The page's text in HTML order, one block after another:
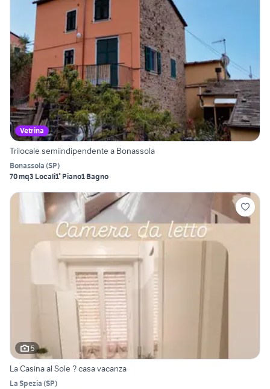
Vetrina
Trilocale semiindipendente a Bonassola
Bonassola (SP)
70 mq3 Locali1° Piano1 Bagno
5
La Casina al Sole ? casa vacanza
La Spezia (SP)